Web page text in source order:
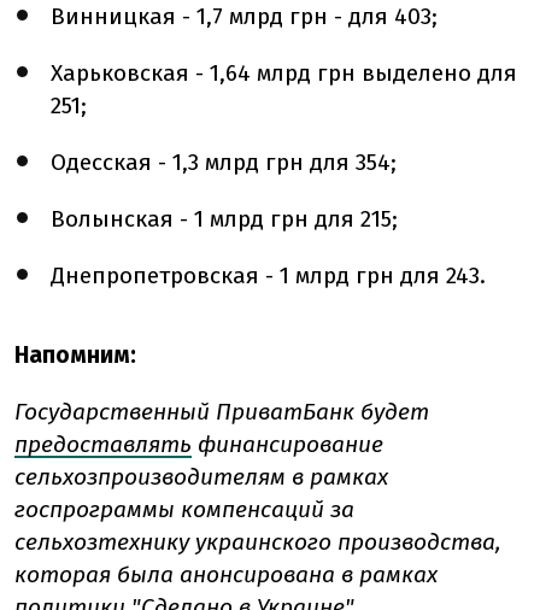
Винницкая - 1,7 млрд грн - для 403;
Харьковская - 1,64 млрд грн выделено для
251;
Одесская - 1,3 млрд грн для 354;
Волынская - 1 млрд грн для 215;
Днепропетровская - 1 млрд грн для 243.
Напомним:
Государственный ПриватБанк будет
предоставлять финансирование
сельхозпроизводителям в рамках
госпрограммы компенсаций за
сельхозтехнику украинского производства,
которая была анонсирована в рамках